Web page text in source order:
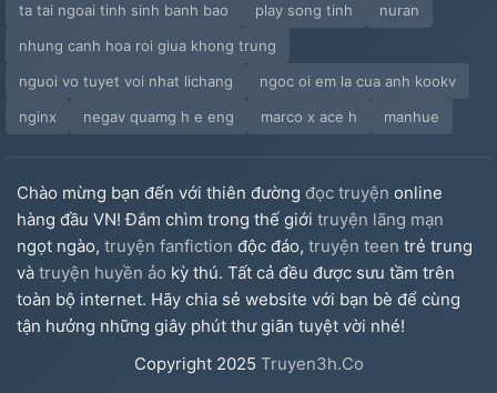
ta tai ngoai tinh sinh banh bao
play song tinh
nuran
nhung canh hoa roi giua khong trung
nguoi vo tuyet voi nhat lichang
ngoc oi em la cua anh kookv
nginx
negav quamg h e eng marco x ace h manhue
Chào mừng bạn đến với thiên đường đọc truyện online
hàng đầu VN! Đắm chìm trong thế giới truyện lãng mạn
ngọt ngào, truyện fanfiction độc đáo, truyện teen trẻ trung
và truyện huyền ảo kỳ thú. Tất cả đều được sưu tầm trên
toàn bộ internet. Hãy chia sẻ website với bạn bè để cùng
tận hưởng những giây phút thư giãn tuyệt vời nhé!
Copyright 2025 Truyen3h.Co